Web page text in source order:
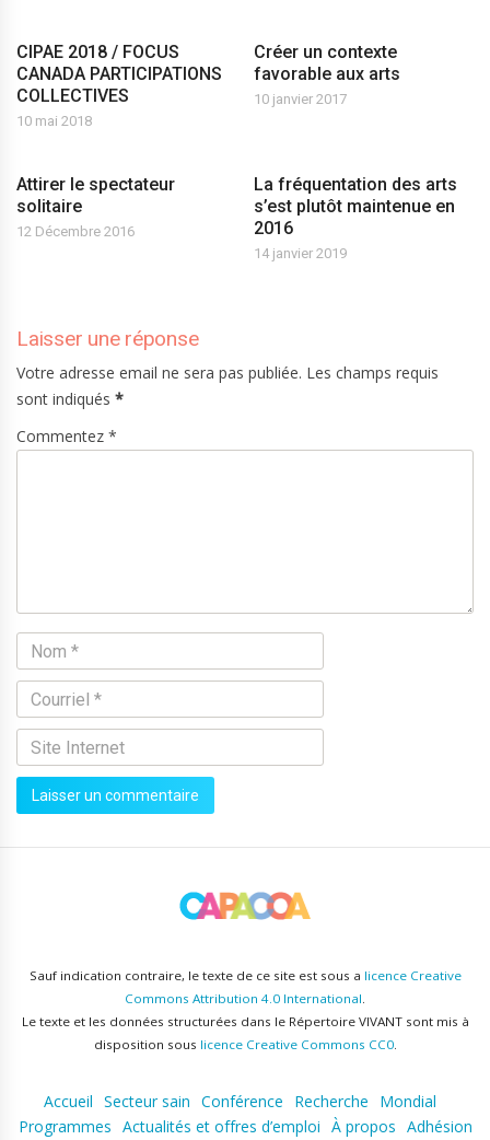
CIPAE 2018 / FOCUS
CANADA PARTICIPATIONS
COLLECTIVES
10 mai 2018
Créer un contexte
favorable aux arts
10 janvier 2017
Attirer le spectateur
solitaire
12 Décembre 2016
La fréquentation des arts
s’est plutôt maintenue en
2016
14 janvier 2019
Laisser une réponse
Votre adresse email ne sera pas publiée. Les champs requis
sont indiqués *
Commentez *
Sauf indication contraire, le texte de ce site est sous a licence Creative
Commons Attribution 4.0 International
Le texte et les données structurées dans le Répertoire VIVANT sont mis à
disposition sous licence Creative Commons CC0.
Accueil Secteur sain Conférence Recherche
Mondial
Programmes Actualités et offres d’emploi À propos Adhésion